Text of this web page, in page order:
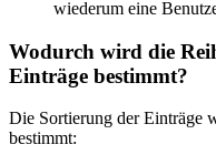
wiederum eine
Wodurch wird die
Einträge bestimmt?
Die Sortierung der Einträge
bestimmt: